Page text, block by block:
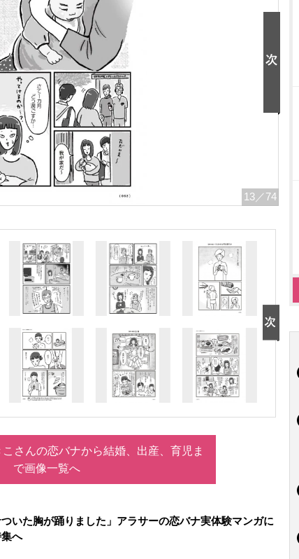
13 ／74
さんの恋バナから結婚、出産、育児ま
で画像一覧へ
いた胸が踊りました」アラサーの恋バナ実体験マンガに
へ